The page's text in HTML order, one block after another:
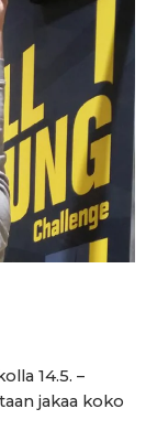
14.5. –
jakaa koko